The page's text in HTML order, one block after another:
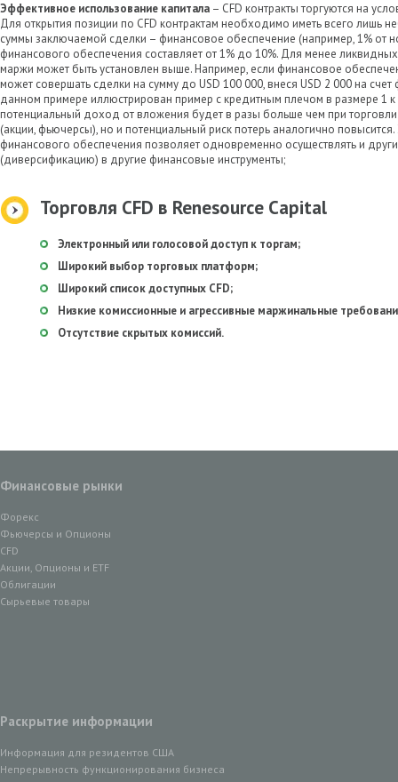
Эффективное использование капитала – CFD контракты торгуются на
Для открытия позиции по CFD контрактам необходимо иметь всего лишь
суммы заключаемой сделки – финансовое обеспечение (например, 1% от
финансового обеспечения составляет от 1% до 10%. Для менее
маржи может быть установлен выше. Например, если финансовое
может совершать сделки на сумму до USD 100 000, внеся USD 2 000 на
данном примере иллюстрирован пример с кредитным плечом в размере 1 к
потенциальный доход от вложения будет в разы больше чем при
(акции, фьючерсы), но и потенциальный риск потерь аналогично повысится.
финансового обеспечения позволяет одновременно осуществлять и
(диверсификацию) в другие финансовые инструменты;
Торговля CFD в Renesource Capital
Электронный или голосовой доступ к торгам;
Широкий выбор торговых платформ;
Широкий список доступных CFD;
Низкие комиссионные и агрессивные маржинальные
Отсутствие скрытых комиссий.
Финансовые рынки
Форекс
Фьючерсы и Опционы
CFD
Акции, Опционы и ETF
Облигации
Сырьевые товары
Раскрытие информации
Информация для резидентов США
Непрерывность функционирования бизнеса